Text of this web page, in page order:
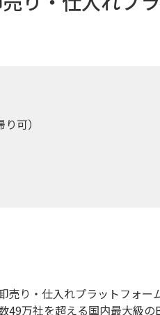
可）
売り・仕入れプラットフォ
49万社を超える国内最大級